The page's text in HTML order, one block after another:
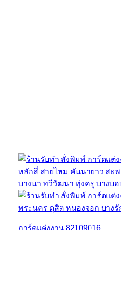
การ์ดแต่งงาน 82109016